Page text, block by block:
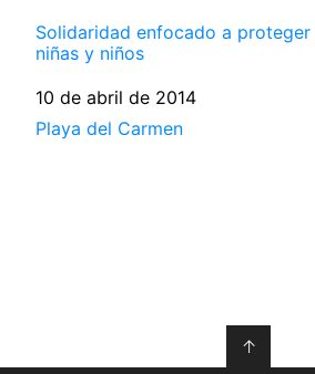
Solidaridad enfocado a
niñas y niños
Fecha
10 de abril de 2014
Respecto a
Playa del Carmen
↑